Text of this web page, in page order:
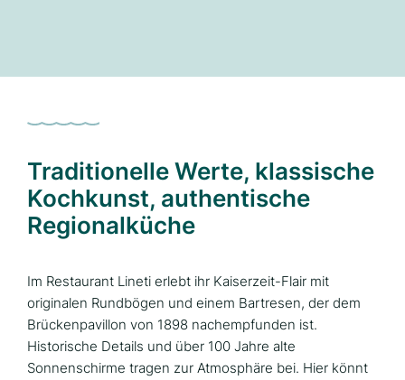
Traditionelle Werte, klassische
Kochkunst, authentische
Regionalküche
Im Restaurant Lineti erlebt ihr Kaiserzeit-Flair mit
originalen Rundbögen und einem Bartresen, der dem
Brückenpavillon von 1898 nachempfunden ist.
Historische Details und über 100 Jahre alte
Sonnenschirme tragen zur Atmosphäre bei. Hier könnt